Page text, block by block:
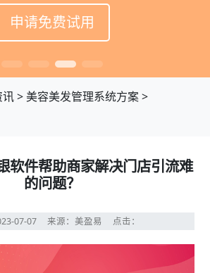
申请免费试用
申请免费试用
申请免费试用
申请免费试用
讯>美容美发管理系统方案>
软件帮助商家解决门店引流难
的问题？
07-07 来源：美盈易 点击：